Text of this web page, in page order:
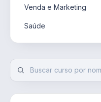
Venda e Marketing
Saúde